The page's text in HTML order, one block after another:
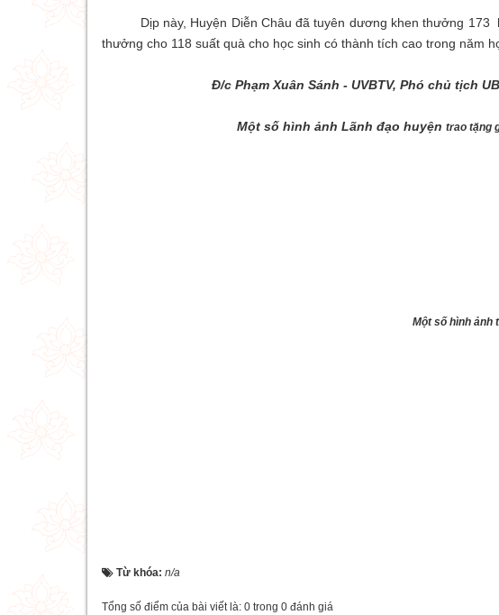
Dịp này, Huyện Diễn Châu đã tuyên dương khen thưởng 173
thưởng cho 118 suất quà cho học sinh có thành tích cao trong năm
Đ/c Phạm Xuân Sánh - UVBTV, Phó chủ tịch
Một số hình ảnh Lãnh đạo huyện trao tặng
Một số hình ảnh
Từ khóa: n/a
Tổng số điểm của bài viết là: 0 trong 0 đánh giá